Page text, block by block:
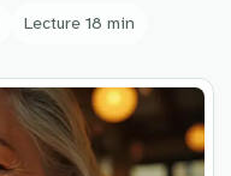
Lecture 18 min